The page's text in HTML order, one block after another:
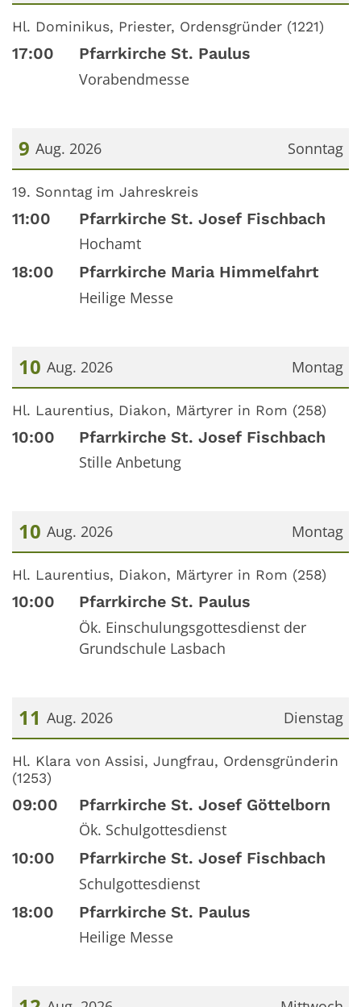
Datum: 8. August 2026
Hl. Dominikus, Priester, Ordensgründer (1221)
17:00 Pfarrkirche St. Paulus
Vorabendmesse
Sonntag
9 Aug. 2026
Datum: 9. August 2026
19. Sonntag im Jahreskreis
11:00 Pfarrkirche St. Josef Fischbach
Hochamt
18:00 Pfarrkirche Maria Himmelfahrt
Heilige Messe
Montag
10 Aug. 2026
Datum: 10. August 2026
Hl. Laurentius, Diakon, Märtyrer in Rom (258)
10:00 Pfarrkirche St. Josef Fischbach
Stille Anbetung
Montag
10 Aug. 2026
Datum: 10. August 2026
Hl. Laurentius, Diakon, Märtyrer in Rom (258)
10:00 Pfarrkirche St. Paulus
Ök. Einschulungsgottesdienst der
Grundschule Lasbach
Dienstag
11 Aug. 2026
Datum: 11. August 2026
Hl. Klara von Assisi, Jungfrau, Ordensgründerin
(1253)
09:00 Pfarrkirche St. Josef Göttelborn
Ök. Schulgottesdienst
10:00 Pfarrkirche St. Josef Fischbach
Schulgottesdienst
18:00 Pfarrkirche St. Paulus
Heilige Messe